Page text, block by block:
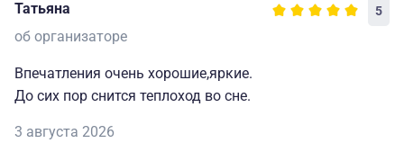
Татьяна 5
об организаторе
Впечатления очень хорошие,яркие.
До сих пор снится теплоход во сне.
3 августа 2026